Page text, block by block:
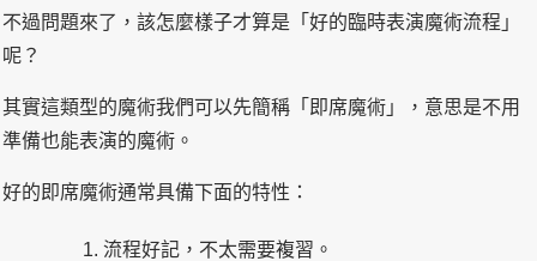
不過問題來了，該怎麼樣子才算是「好的臨時表演魔術流程」
呢？
其實這類型的魔術我們可以先簡稱「即席魔術」，意思是不用
準備也能表演的魔術。
好的即席魔術通常具備下面的特性：
流程好記，不太需要複習。